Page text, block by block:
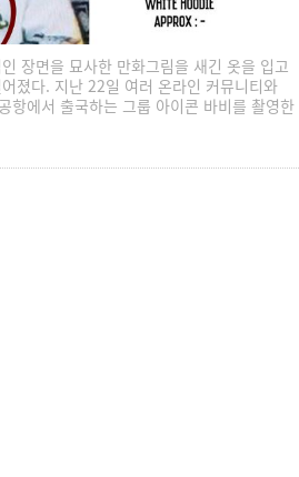
장면을 묘사한 만화그림을 새긴 옷을 입고
졌다. 지난 22일 여러 온라인 커뮤니티와
항에서 출국하는 그룹 아이콘 바비를 촬영한